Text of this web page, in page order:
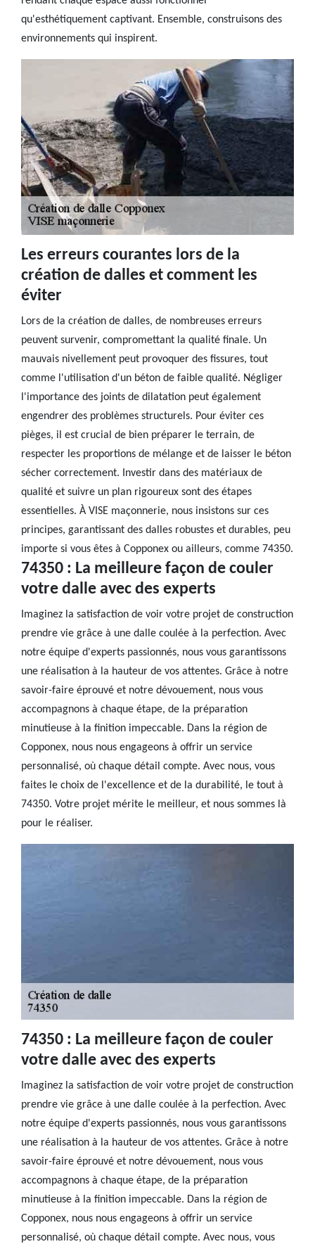
qu'esthétiquement captivant. Ensemble, construisons des
environnements qui inspirent.
Les erreurs courantes lors de la
création de dalles et comment les
éviter
Lors de la création de dalles, de nombreuses erreurs
peuvent survenir, compromettant la qualité finale. Un
mauvais nivellement peut provoquer des fissures, tout
comme l'utilisation d'un béton de faible qualité. Négliger
l'importance des joints de dilatation peut également
engendrer des problèmes structurels. Pour éviter ces
pièges, il est crucial de bien préparer le terrain, de
respecter les proportions de mélange et de laisser le béton
sécher correctement. Investir dans des matériaux de
qualité et suivre un plan rigoureux sont des étapes
essentielles. À VISE maçonnerie, nous insistons sur ces
principes, garantissant des dalles robustes et durables, peu
importe si vous êtes à Copponex ou ailleurs, comme 74350.
74350 : La meilleure façon de couler
votre dalle avec des experts
Imaginez la satisfaction de voir votre projet de construction
prendre vie grâce à une dalle coulée à la perfection. Avec
notre équipe d'experts passionnés, nous vous garantissons
une réalisation à la hauteur de vos attentes. Grâce à notre
savoir-faire éprouvé et notre dévouement, nous vous
accompagnons à chaque étape, de la préparation
minutieuse à la finition impeccable. Dans la région de
Copponex, nous nous engageons à offrir un service
personnalisé, où chaque détail compte. Avec nous, vous
faites le choix de l'excellence et de la durabilité, le tout à
74350. Votre projet mérite le meilleur, et nous sommes là
pour le réaliser.
74350 : La meilleure façon de couler
votre dalle avec des experts
Imaginez la satisfaction de voir votre projet de construction
prendre vie grâce à une dalle coulée à la perfection. Avec
notre équipe d'experts passionnés, nous vous garantissons
une réalisation à la hauteur de vos attentes. Grâce à notre
savoir-faire éprouvé et notre dévouement, nous vous
accompagnons à chaque étape, de la préparation
minutieuse à la finition impeccable. Dans la région de
Copponex, nous nous engageons à offrir un service
personnalisé, où chaque détail compte. Avec nous, vous